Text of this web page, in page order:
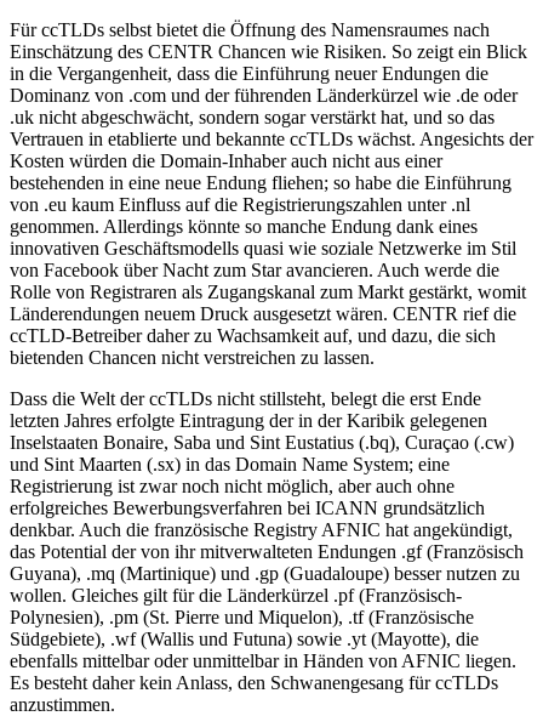
Für ccTLDs selbst bietet die Öffnung des Namensraumes nach
Einschätzung des CENTR Chancen wie Risiken. So zeigt ein Blick
in die Vergangenheit, dass die Einführung neuer Endungen die
Dominanz von .com und der führenden Länderkürzel wie .de oder
.uk nicht abgeschwächt, sondern sogar verstärkt hat, und so das
Vertrauen in etablierte und bekannte ccTLDs wächst. Angesichts der
Kosten würden die Domain-Inhaber auch nicht aus einer
bestehenden in eine neue Endung fliehen; so habe die Einführung
von .eu kaum Einfluss auf die Registrierungszahlen unter .nl
genommen. Allerdings könnte so manche Endung dank eines
innovativen Geschäftsmodells quasi wie soziale Netzwerke im Stil
von Facebook über Nacht zum Star avancieren. Auch werde die
Rolle von Registraren als Zugangskanal zum Markt gestärkt, womit
Länderendungen neuem Druck ausgesetzt wären. CENTR rief die
ccTLD-Betreiber daher zu Wachsamkeit auf, und dazu, die sich
bietenden Chancen nicht verstreichen zu lassen.
Dass die Welt der ccTLDs nicht stillsteht, belegt die erst Ende
letzten Jahres erfolgte Eintragung der in der Karibik gelegenen
Inselstaaten Bonaire, Saba und Sint Eustatius (.bq), Curaçao (.cw)
und Sint Maarten (.sx) in das Domain Name System; eine
Registrierung ist zwar noch nicht möglich, aber auch ohne
erfolgreiches Bewerbungsverfahren bei ICANN grundsätzlich
denkbar. Auch die französische Registry AFNIC hat angekündigt,
das Potential der von ihr mitverwalteten Endungen .gf (Französisch
Guyana), .mq (Martinique) und .gp (Guadaloupe) besser nutzen zu
wollen. Gleiches gilt für die Länderkürzel .pf (Französisch-
Polynesien), .pm (St. Pierre und Miquelon), .tf (Französische
Südgebiete), .wf (Wallis und Futuna) sowie .yt (Mayotte), die
ebenfalls mittelbar oder unmittelbar in Händen von AFNIC liegen.
Es besteht daher kein Anlass, den Schwanengesang für ccTLDs
anzustimmen.